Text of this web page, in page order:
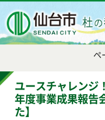
ペ
ユースチャレン
年度事業成果報告
た】